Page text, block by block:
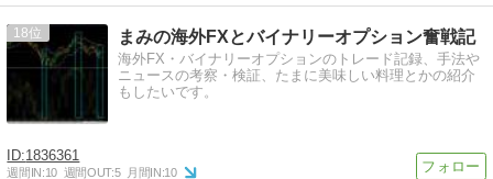
18 まみの海外FXとバイナリーオプション奮戦記
海外FX・バイナリーオプションのトレード記録、手法や
ニュースの考察・検証、たまに美味しい料理とかの紹介
もしたいです。
1836361
週間IN:10 週間OUT:5 月間IN:10